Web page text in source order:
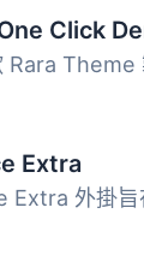
Click
Extra